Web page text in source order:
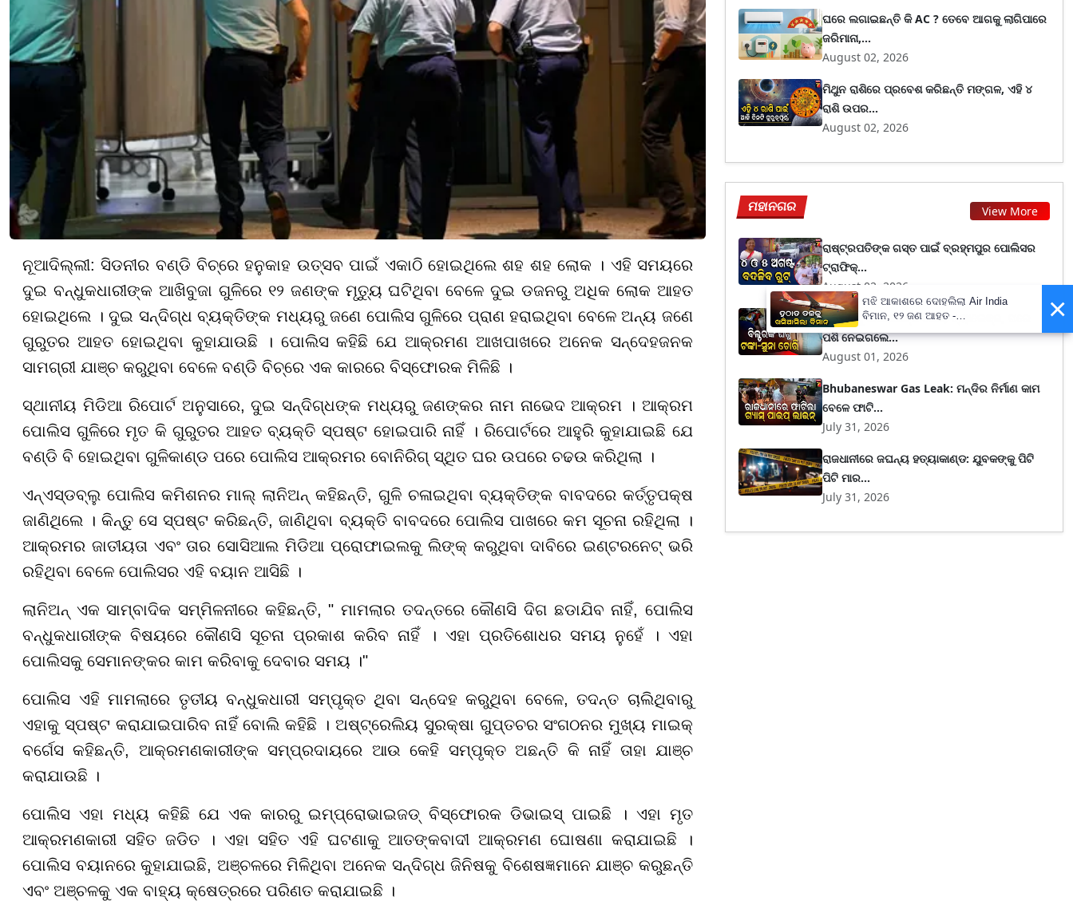
ନୂଆଦିଲ୍ଲୀ: ସିଡନୀର ବଣ୍ଡି ବିଚ୍‌ରେ ହନୁକାହ ଉତ୍ସବ ପାଇଁ ଏକାଠି ହୋଇଥିଲେ ଶହ ଶହ ଲୋକ । ଏହି ସମୟରେ
ଦୁଇ ବନ୍ଧୁକଧାରୀଙ୍କ ଆଖିବୁଜା ଗୁଳିରେ ୧୨ ଜଣଙ୍କ ମୃତ୍ୟୁ ଘଟିଥିବା ବେଳେ ଦୁଇ ଡଜନରୁ ଅଧିକ ଲୋକ ଆହତ
ହୋଇଥିଲେ । ଦୁଇ ସନ୍ଦିଗ୍ଧ ବ୍ୟକ୍ତିଙ୍କ ମଧ୍ୟରୁ ଜଣେ ପୋଲିସ ଗୁଳିରେ ପ୍ରାଣ ହରାଇଥିବା ବେଳେ ଅନ୍ୟ ଜଣେ
ଗୁରୁତର ଆହତ ହୋଇଥିବା କୁହାଯାଉଛି । ପୋଲିସ କହିଛି ଯେ ଆକ୍ରମଣ ଆଖପାଖରେ ଅନେକ ସନ୍ଦେହଜନକ
ସାମଗ୍ରୀ ଯାଞ୍ଚ କରୁଥିବା ବେଳେ ବଣ୍ଡି ବିଚ୍‌ରେ ଏକ କାରରେ ବିସ୍ଫୋରକ ମିଳିଛି ।
ସ୍ଥାନୀୟ ମିଡିଆ ରିପୋର୍ଟ ଅନୁସାରେ, ଦୁଇ ସନ୍ଦିଗ୍ଧଙ୍କ ମଧ୍ୟରୁ ଜଣଙ୍କର ନାମ ନାଭେଦ ଆକ୍ରମ । ଆକ୍ରମ
ପୋଲିସ ଗୁଳିରେ ମୃତ କି ଗୁରୁତର ଆହତ ବ୍ୟକ୍ତି ସ୍ପଷ୍ଟ ହୋଇପାରି ନାହିଁ । ରିପୋର୍ଟରେ ଆହୁରି କୁହାଯାଇଛି ଯେ
ବଣ୍ଡି ବି ହୋଇଥିବା ଗୁଳିକାଣ୍ଡ ପରେ ପୋଲିସ ଆକ୍ରମର ବୋନିରିଗ୍ ସ୍ଥିତ ଘର ଉପରେ ଚଢଉ କରିଥିଲା ।
ଏନ୍‌ଏସ୍‌ଡବ୍ଲୁ ପୋଲିସ କମିଶନର ମାଲ୍ ଲାନିଅନ୍ କହିଛନ୍ତି, ଗୁଳି ଚଳାଇଥିବା ବ୍ୟକ୍ତିଙ୍କ ବାବଦରେ କର୍ତ୍ତୃପକ୍ଷ
ଜାଣିଥିଲେ । କିନ୍ତୁ ସେ ସ୍ପଷ୍ଟ କରିଛନ୍ତି, ଜାଣିଥିବା ବ୍ୟକ୍ତି ବାବଦରେ ପୋଲିସ ପାଖରେ କମ ସୂଚନା ରହିଥିଲା ।
ଆକ୍ରମର ଜାତୀୟତା ଏବଂ ତାର ସୋସିଆଲ ମିଡିଆ ପ୍ରୋଫାଇଲକୁ ଲିଙ୍କ୍ କରୁଥିବା ଦାବିରେ ଇଣ୍ଟରନେଟ୍ ଭରି
ରହିଥିବା ବେଳେ ପୋଲିସର ଏହି ବୟାନ ଆସିଛି ।
ଲାନିଅନ୍ ଏକ ସାମ୍ବାଦିକ ସମ୍ମିଳନୀରେ କହିଛନ୍ତି, " ମାମଲାର ତଦନ୍ତରେ କୌଣସି ଦିଗ ଛଡାଯିବ ନାହିଁ, ପୋଲିସ
ବନ୍ଧୁକଧାରୀଙ୍କ ବିଷୟରେ କୌଣସି ସୂଚନା ପ୍ରକାଶ କରିବ ନାହିଁ । ଏହା ପ୍ରତିଶୋଧର ସମୟ ନୁହେଁ । ଏହା
ପୋଲିସକୁ ସେମାନଙ୍କର କାମ କରିବାକୁ ଦେବାର ସମୟ ।"
ପୋଲିସ ଏହି ମାମଲାରେ ତୃତୀୟ ବନ୍ଧୁକଧାରୀ ସମ୍ପୃକ୍ତ ଥିବା ସନ୍ଦେହ କରୁଥିବା ବେଳେ, ତଦନ୍ତ ଚାଲିଥିବାରୁ
ଏହାକୁ ସ୍ପଷ୍ଟ କରାଯାଇପାରିବ ନାହିଁ ବୋଲି କହିଛି । ଅଷ୍ଟ୍ରେଲିୟ ସୁରକ୍ଷା ଗୁପ୍ତଚର ସଂଗଠନର ମୁଖ୍ୟ ମାଇକ୍
ବର୍ଗେସ କହିଛନ୍ତି, ଆକ୍ରମଣକାରୀଙ୍କ ସମ୍ପ୍ରଦାୟରେ ଆଉ କେହି ସମ୍ପୃକ୍ତ ଅଛନ୍ତି କି ନାହିଁ ତାହା ଯାଞ୍ଚ
କରାଯାଉଛି ।
ପୋଲିସ ଏହା ମଧ୍ୟ କହିଛି ଯେ ଏକ କାରରୁ ଇମ୍ପ୍ରୋଭାଇଜଡ୍ ବିସ୍ଫୋରକ ଡିଭାଇସ୍ ପାଇଛି । ଏହା ମୃତ
ଆକ୍ରମଣକାରୀ ସହିତ ଜଡିତ । ଏହା ସହିତ ଏହି ଘଟଣାକୁ ଆତଙ୍କବାଦୀ ଆକ୍ରମଣ ଘୋଷଣା କରାଯାଇଛି ।
ପୋଲିସ ବୟାନରେ କୁହାଯାଇଛି, ଅଞ୍ଚଳରେ ମିଳିଥିବା ଅନେକ ସନ୍ଦିଗ୍ଧ ଜିନିଷକୁ ବିଶେଷଜ୍ଞମାନେ ଯାଞ୍ଚ କରୁଛନ୍ତି
ଏବଂ ଅଞ୍ଚଳକୁ ଏକ ବାହ୍ୟ କ୍ଷେତ୍ରରେ ପରିଣତ କରାଯାଇଛି ।
ଘରେ ଲଗାଇଛନ୍ତି କି AC ? ତେବେ ଆଗକୁ ଲାଗିପାରେ
ଜରିମାନା,...
August 02, 2026
ମିଥୁନ ରାଶିରେ ପ୍ରବେଶ କରିଛନ୍ତି ମଙ୍ଗଳ, ଏହି ୪
ରାଶି ଉପର...
August 02, 2026
ମହାନଗର View More
ରାଷ୍ଟ୍ରପତିଙ୍କ ଗସ୍ତ ପାଇଁ ବ୍ରହ୍ମପୁର ପୋଲିସର
ଟ୍ରାଫିକ୍...
August 02, 2026
ପୋଲିସକୁ ଅପରାଧୀଙ୍କ ଖୋଲା ଚ୍ୟାଲେଞ୍ଜ, ଘରେ
ପଶି ନେଇଗଲେ...
August 01, 2026
Bhubaneswar Gas Leak: ମନ୍ଦିର ନିର୍ମାଣ କାମ
ବେଳେ ଫାଟି...
July 31, 2026
ରାଜଧାନୀରେ ଜଘନ୍ୟ ହତ୍ୟାକାଣ୍ଡ: ଯୁବକଙ୍କୁ ପିଟି
ପିଟି ମାର...
July 31, 2026
×
ମଝି ଆକାଶରେ ଦୋହଲିଲା Air India
ବିମାନ, ୧୨ ଜଣ ଆହତ -
PrameyaNews7